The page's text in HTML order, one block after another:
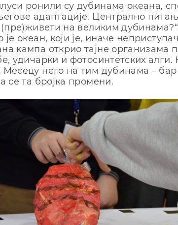
ронили су дубинама океана,
адаптације. Централно
(пре)живети на великим
је океан, који је, иначе
кампа открио тајне организама
удичарки и фотосинтетских
него на тим дубинама – бар
се та бројка промени.